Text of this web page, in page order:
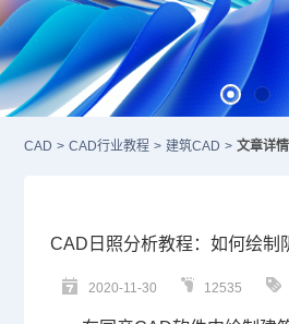
CAD > CAD行业教程 > 建筑CAD > 文章详情
CAD日照分析教程：如何绘制
2020-11-30 12535